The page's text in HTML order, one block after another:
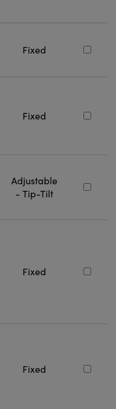
Fixed
Fixed
Adjustable
- Tip-Tilt
Fixed
Fixed